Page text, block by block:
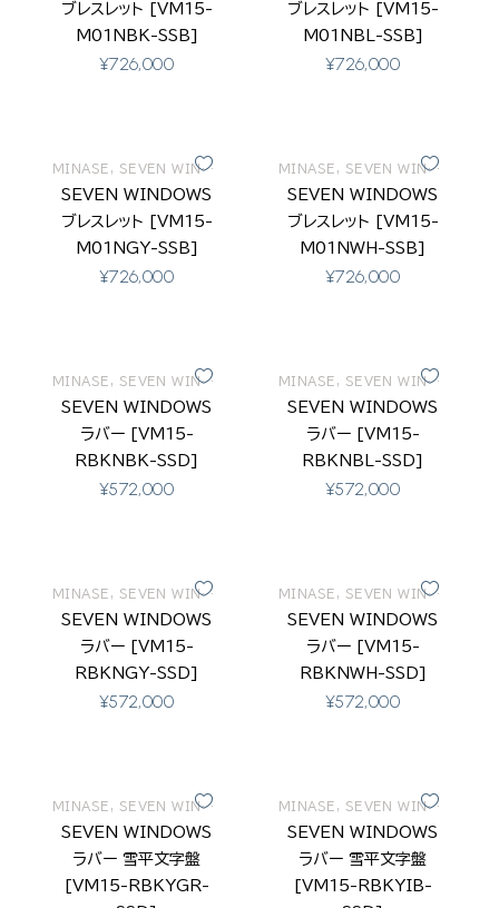
ブレスレット [VM15-
M01NBK-SSB]
¥726,000
ブレスレット [VM15-
M01NBL-SSB]
¥726,000
MINASE , SEVEN WINDOWS
SEVEN WINDOWS
ブレスレット [VM15-
M01NGY-SSB]
¥726,000
MINASE , SEVEN WINDOWS
SEVEN WINDOWS
ブレスレット [VM15-
M01NWH-SSB]
¥726,000
MINASE , SEVEN WINDOWS
SEVEN WINDOWS
ラバー [VM15-
RBKNBK-SSD]
¥572,000
MINASE , SEVEN WINDOWS
SEVEN WINDOWS
ラバー [VM15-
RBKNBL-SSD]
¥572,000
MINASE , SEVEN WINDOWS
SEVEN WINDOWS
ラバー [VM15-
RBKNGY-SSD]
¥572,000
MINASE , SEVEN WINDOWS
SEVEN WINDOWS
ラバー [VM15-
RBKNWH-SSD]
¥572,000
MINASE , SEVEN WINDOWS
SEVEN WINDOWS
ラバー 雪平文字盤
[VM15-RBKYGR-
MINASE , SEVEN WINDOWS
SEVEN WINDOWS
ラバー 雪平文字盤
[VM15-RBKYIB-